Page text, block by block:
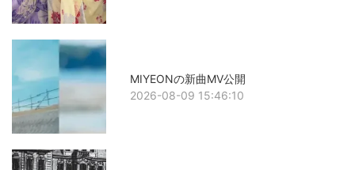
MIYEONの新曲MV公開
2026-08-09 15:46:10